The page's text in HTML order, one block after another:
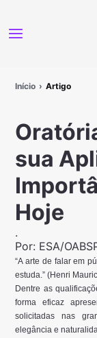
Início Artigo
sua
Hoje
.
Por: ESA/
“A arte de falar em
estuda.” (Henri
Dentre as
forma eficaz
solicitadas nas
elegância e